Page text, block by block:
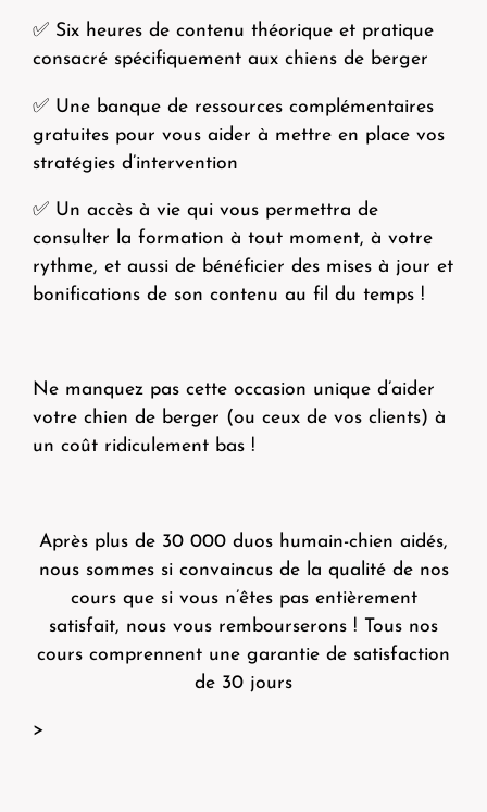
✅ Six heures de contenu théorique et pratique
consacré spécifiquement aux chiens de berger
✅ Une banque de ressources complémentaires
gratuites pour vous aider à mettre en place vos
stratégies d’intervention
✅ Un accès à vie qui vous permettra de
consulter la formation à tout moment, à votre
rythme, et aussi de bénéficier des mises à jour et
bonifications de son contenu au fil du temps !
Ne manquez pas cette occasion unique d’aider
votre chien de berger (ou ceux de vos clients) à
un coût ridiculement bas !
Après plus de 30 000 duos humain-chien aidés,
nous sommes si convaincus de la qualité de nos
cours que si vous n’êtes pas entièrement
satisfait, nous vous rembourserons ! Tous nos
cours comprennent une garantie de satisfaction
de 30 jours
>